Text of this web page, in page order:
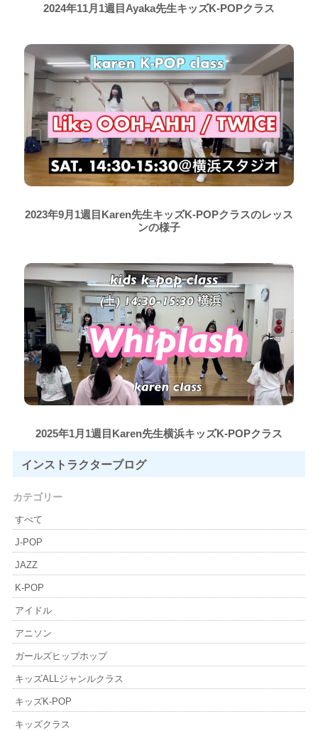
2024年11月1週目Ayaka先生キッズK-POPクラス
2023年9月1週目Karen先生キッズK-POPクラスのレッス
ンの様子
2025年1月1週目Karen先生横浜キッズK-POPクラス
インストラクターブログ
カテゴリー
すべて
J-POP
JAZZ
K-POP
アイドル
アニソン
ガールズヒップホップ
キッズALLジャンルクラス
キッズK-POP
キッズクラス